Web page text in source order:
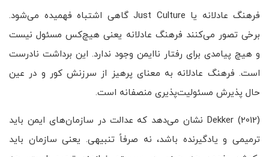
فرهنگ عادلانه یا Just Culture گاهی اشتباه فهمیده می‌شود.
برخی تصور می‌کنند فرهنگ عادلانه یعنی هیچ‌کس مسئول نیست
و هیچ پیامدی برای رفتار ناایمن وجود ندارد. این برداشت نادرست
است. فرهنگ عادلانه به معنای پرهیز از سرزنش کور و در عین
حال پذیرش مسئولیت‌پذیری منصفانه است.
Dekker (2012) نشان می‌دهد که عدالت در سازمان‌های ایمن باید
ترمیمی و یادگیرنده باشد، نه صرفاً تنبیهی. یعنی سازمان باید